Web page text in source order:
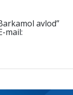
avlod”
mail: